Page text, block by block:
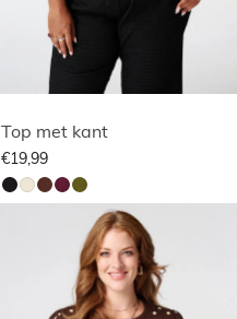
Top met kant
€19,99